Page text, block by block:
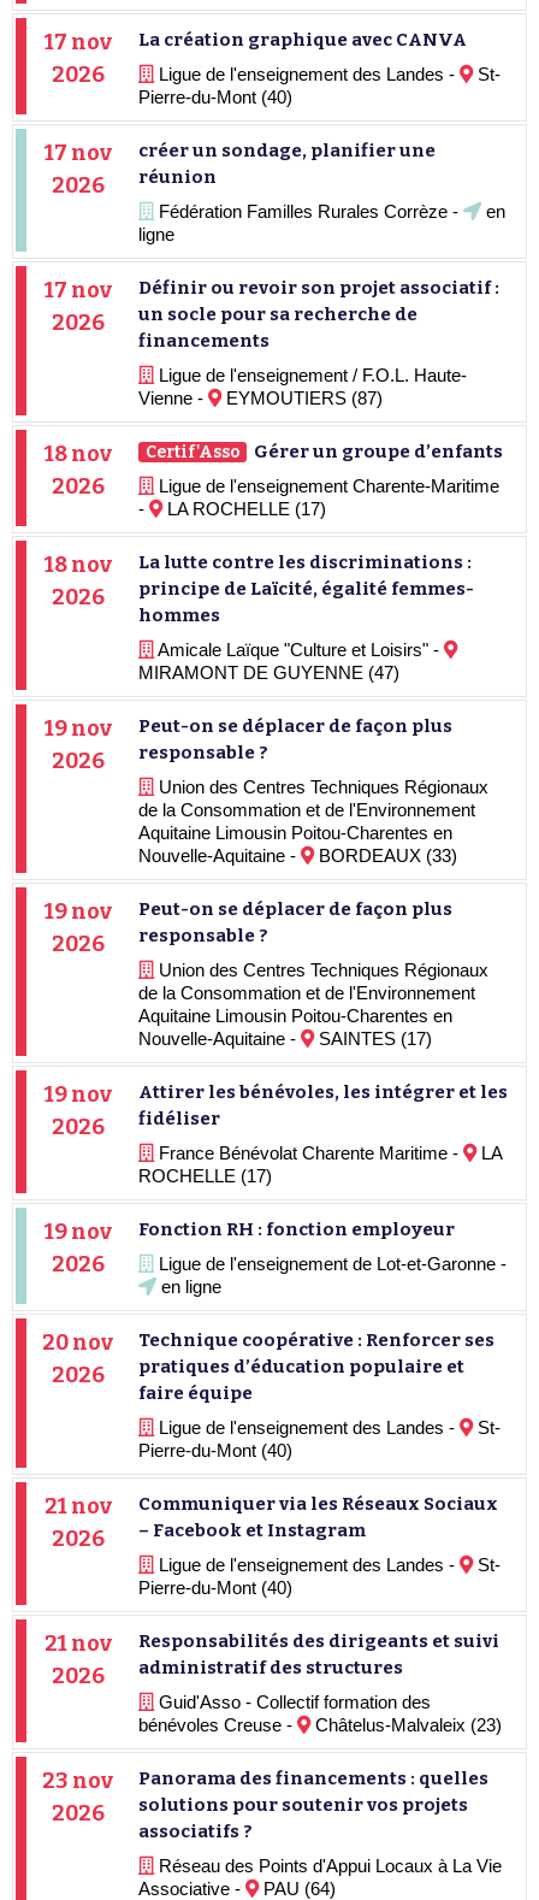
17 nov
2026
La création graphique avec CANVA
Ligue de l'enseignement des Landes -
St-
Pierre-du-Mont (40)
17 nov
2026
créer un sondage, planifier une
réunion
Fédération Familles Rurales Corrèze -
en
ligne
17 nov
2026
Définir ou revoir son projet associatif :
un socle pour sa recherche de
financements
Ligue de l'enseignement / F.O.L. Haute-
Vienne -
EYMOUTIERS (87)
18 nov
2026
Certif'Asso Gérer un groupe d’enfants
Ligue de l'enseignement Charente-Maritime
-
LA ROCHELLE (17)
18 nov
2026
La lutte contre les discriminations :
principe de Laïcité, égalité femmes-
hommes
Amicale Laïque "Culture et Loisirs" -
MIRAMONT DE GUYENNE (47)
19 nov
2026
Peut-on se déplacer de façon plus
responsable ?
Union des Centres Techniques Régionaux
de la Consommation et de l'Environnement
Aquitaine Limousin Poitou-Charentes en
Nouvelle-Aquitaine -
BORDEAUX (33)
19 nov
2026
Peut-on se déplacer de façon plus
responsable ?
Union des Centres Techniques Régionaux
de la Consommation et de l'Environnement
Aquitaine Limousin Poitou-Charentes en
Nouvelle-Aquitaine -
SAINTES (17)
19 nov
2026
Attirer les bénévoles, les intégrer et les
fidéliser
France Bénévolat Charente Maritime -
LA
ROCHELLE (17)
19 nov
2026
Fonction RH : fonction employeur
Ligue de l'enseignement de Lot-et-Garonne -
en ligne
20 nov
2026
Technique coopérative : Renforcer ses
pratiques d’éducation populaire et
faire équipe
Ligue de l'enseignement des Landes -
St-
Pierre-du-Mont (40)
21 nov
2026
Communiquer via les Réseaux Sociaux
– Facebook et Instagram
Ligue de l'enseignement des Landes -
St-
Pierre-du-Mont (40)
21 nov
2026
Responsabilités des dirigeants et suivi
administratif des structures
Guid'Asso - Collectif formation des
bénévoles Creuse -
Châtelus-Malvaleix (23)
23 nov
2026
Panorama des financements : quelles
solutions pour soutenir vos projets
associatifs ?
Réseau des Points d'Appui Locaux à La Vie
Associative -
PAU (64)